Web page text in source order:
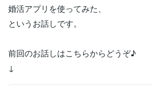
婚活アプリを使ってみた、
というお話しです。
前回のお話しはこちらからどうぞ♪
↓